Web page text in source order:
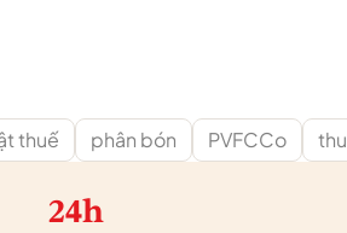
thuế phân bón PVFCCo
24h